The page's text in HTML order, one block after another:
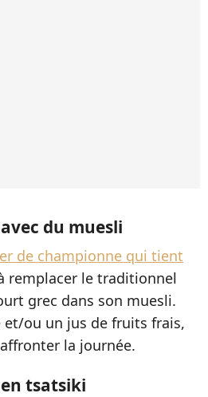
du muesli
de championne qui tient
remplacer le traditionnel
grec dans son muesli.
et/ou un jus de fruits frais,
la journée.
tsatsiki